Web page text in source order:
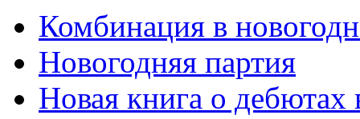
Комбинация в
Новогодняя партия
Новая книга о